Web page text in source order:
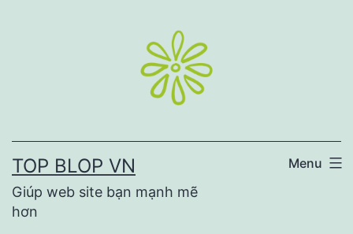
TOP BLOP VN
Giúp web site bạn mạnh mẽ
hơn
Menu